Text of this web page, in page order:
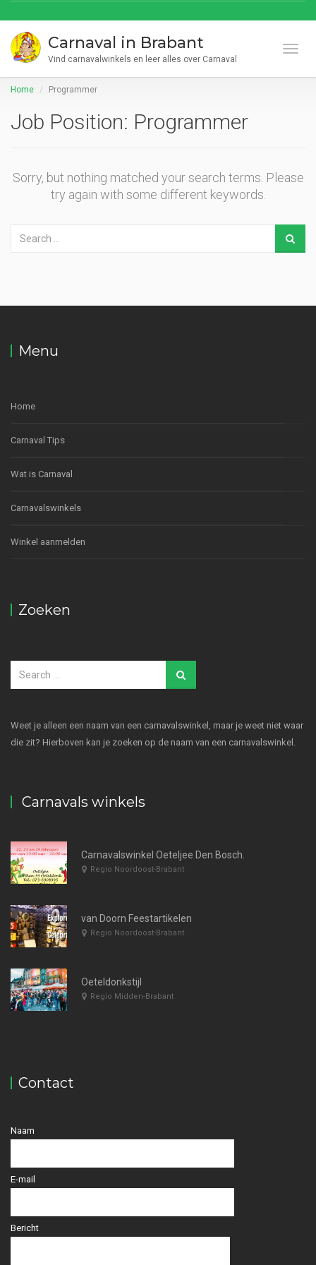
Carnaval in Brabant
Vind carnavalwinkels en leer alles over Carnaval
Home Programmer
Job Position: Programmer
Sorry, but nothing matched your search terms. Please
try again with some different keywords.
Menu
Home
Carnaval Tips
Wat is Carnaval
Carnavalswinkels
Winkel aanmelden
Zoeken
Weet je alleen een naam van een carnavalswinkel, maar je weet niet waar
die zit? Hierboven kan je zoeken op de naam van een carnavalswinkel.
Carnavals winkels
Carnavalswinkel Oeteljee Den Bosch.
Regio Noordoost-Brabant
van Doorn Feestartikelen
Regio Noordoost-Brabant
Oeteldonkstijl
Regio Midden-Brabant
Contact
Naam
E-mail
Bericht